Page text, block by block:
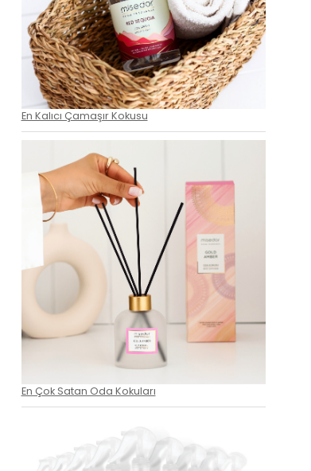
En Kalıcı Çamaşır Kokusu
En Çok Satan Oda Kokuları